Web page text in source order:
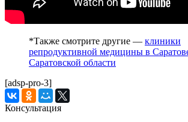
*Также смотрите другие — клиники
репродуктивной медицины в
Саратовской области
[adsp-pro-3]
Консультация